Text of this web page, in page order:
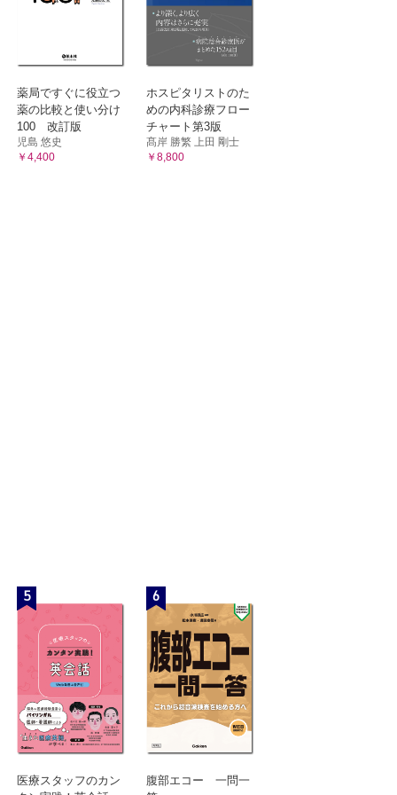
薬局ですぐに役立つ
薬の比較と使い分け
100 改訂版
児島 悠史
￥4,400
ホスピタリストのた
めの内科診療フロー
チャート第3版
髙岸 勝繁 上田 剛士
￥8,800
5
医療スタッフのカン
6
腹部エコー 一問一